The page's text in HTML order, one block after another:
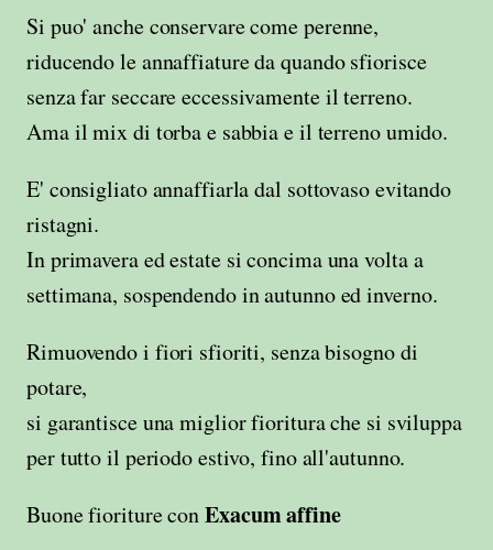
Si puo' anche conservare come perenne,
riducendo le annaffiature da quando sfiorisce
senza far seccare eccessivamente il terreno.
Ama il mix di torba e sabbia e il terreno umido.
E' consigliato annaffiarla dal sottovaso evitando
ristagni.
In primavera ed estate si concima una volta a
settimana, sospendendo in autunno ed inverno.
Rimuovendo i fiori sfioriti, senza bisogno di
potare,
si garantisce una miglior fioritura che si sviluppa
per tutto il periodo estivo, fino all'autunno.
Buone fioriture conExacum affine